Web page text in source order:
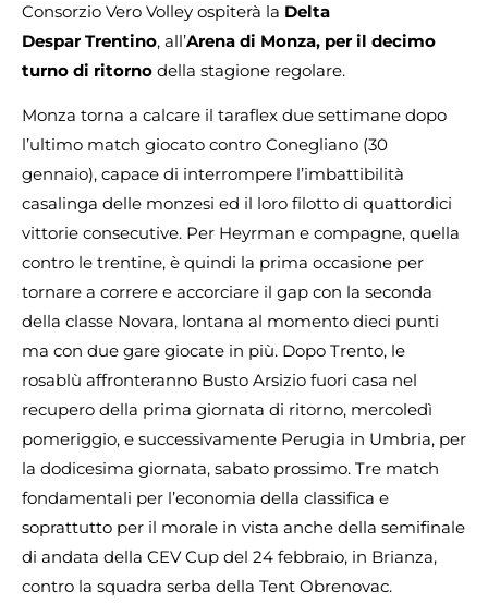
Consorzio Vero Volley ospiterà la Delta
Despar Trentino, all’Arena di Monza, per il decimo
turno di ritorno della stagione regolare.
Monza torna a calcare il taraflex due settimane dopo
l’ultimo match giocato contro Conegliano (30
gennaio), capace di interrompere l’imbattibilità
casalinga delle monzesi ed il loro filotto di quattordici
vittorie consecutive. Per Heyrman e compagne, quella
contro le trentine, è quindi la prima occasione per
tornare a correre e accorciare il gap con la seconda
della classe Novara, lontana al momento dieci punti
ma con due gare giocate in più. Dopo Trento, le
rosablù affronteranno Busto Arsizio fuori casa nel
recupero della prima giornata di ritorno, mercoledì
pomeriggio, e successivamente Perugia in Umbria, per
la dodicesima giornata, sabato prossimo. Tre match
fondamentali per l’economia della classifica e
soprattutto per il morale in vista anche della semifinale
di andata della CEV Cup del 24 febbraio, in Brianza,
contro la squadra serba della Tent Obrenovac.